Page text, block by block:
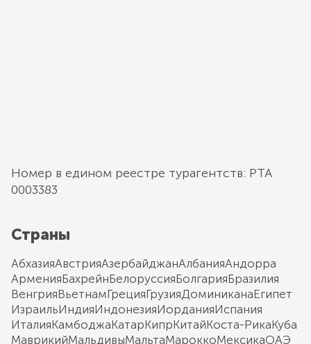
Номер в едином реестре турагентств: РТА
0003383
Страны
АбхазияАвстрияАзербайджанАлбанияАндорра
АрменияБахрейнБелоруссияБолгарияБразилия
ВенгрияВьетнамГрецияГрузияДоминиканаЕгипет
ИзраильИндияИндонезияИорданияИспания
ИталияКамбоджаКатарКипрКитайКоста-РикаКуба
МаврикийМальдивыМальтаМароккоМексикаОАЭ